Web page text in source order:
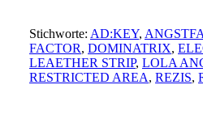
Stichworte: AD:KEY,
FACTOR, DOMINATRIX,
LEAETHER STRIP, LOLA
RESTRICTED AREA, REZIS,